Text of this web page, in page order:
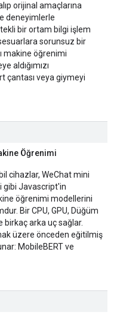
orijinal amaçlarına
deneyimlerle
bir ortam bilgi işlem
sorunsuz bir
makine öğrenimi
aldığımızı
çantası veya giymeyi
Öğrenimi
cihazlar, WeChat mini
gibi Javascript'in
öğrenimi modellerini
Bir CPU, GPU, Düğüm
birkaç arka uç sağlar.
üzere önceden eğitilmiş
MobileBERT ve